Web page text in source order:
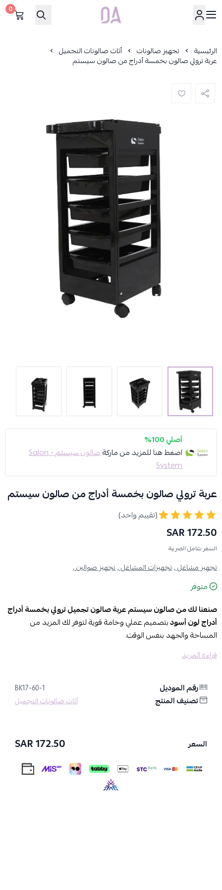
Dar Alamirat
0
الرئيسية تجهيز صالونات أثاث صالونات التجميل
عربة ترولي صالون بخمسة أدراج من صالون سيستم
أصلي 100%
اضغط هنا للمزيد من ماركة
صالون سيستم - Salon
System
عربة ترولي صالون بخمسة أدراج من صالون سيستم
(تقييم واحد)
172.50 SAR
السعر شامل الضريبة
تجهيز مشاغل ,تجهيزات المشاغل ,تجهيز صوالين ,
متوفر
صنعنا لك من صالون سيستم عربة صالون تجميل ترولي بخمسة أدراج
أدراج لون أسودبتصميم عملي وخامة قوية لتوفر لك المزيد من
المساحة والجهد بنفس الوقت.
مواصفات العربة
العرض:32 سم
العمق:50 سم
الماركة:صالون سيستم
مميزات عربة الترولي
مصنوعة من ABS المتين يتحمل ضغط العمل مما يمنحها عمر افتراضي
قراءة المزيد
رقم الموديل BK17-60-1
تصنيف المنتج أثاث صالونات التجميل
السعر 172.50 SAR